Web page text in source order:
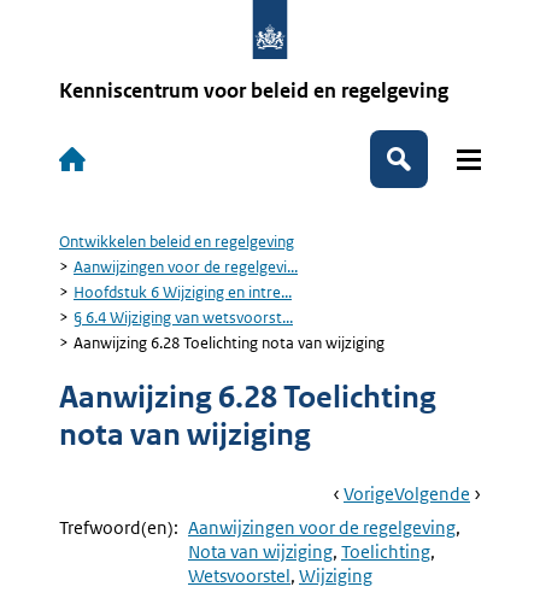
Kenniscentrum voor beleid en regelgeving
Hoofdnavigatie
Zoeken
Kruimelpad
Ontwikkelen beleid en regelgeving
Aanwijzingen voor de regelgevi...
Hoofdstuk 6 Wijziging en intre...
§ 6.4 Wijziging van wetsvoorst...
Aanwijzing 6.28 Toelichting nota van wijziging
Aanwijzing 6.28 Toelichting
nota van wijziging
Book
Navigation
Ga
Naar
VorigePagina:
Aanwijzing
6.27
Nota
Ga
Naar
Volgende Pagina:
Trefwoord(en): Aanwijzingen voor de regelgeving
Nota van wijziging Toelichting
Wetsvoorstel Wijziging